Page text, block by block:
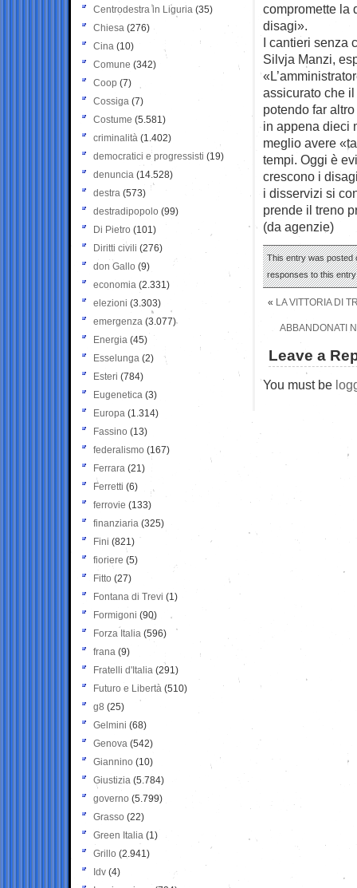
compromette la
disagi».
I cantieri senza
Silvja Manzi,
assicurato che
potendo far
in appena dieci
meglio avere
tempi. Oggi è
crescono i
i disservizi si
prende il treno
(da agenzie)
This entry was posted
responses to this
« LA VITTORIA DI
ABBANDONATI
Leave a
You must be
Centrodestra in Liguria (35)
Chiesa (276)
Cina (10)
Comune (342)
Coop (7)
Cossiga (7)
Costume (5.581)
criminalità (1.402)
democratici e progressisti (19)
denuncia (14.528)
destra (573)
destradipopolo (99)
Di Pietro (101)
Diritti civili (276)
don Gallo (9)
economia (2.331)
elezioni (3.303)
emergenza (3.077)
Energia (45)
Esselunga (2)
Esteri (784)
Eugenetica (3)
Europa (1.314)
Fassino (13)
federalismo (167)
Ferrara (21)
Ferretti (6)
ferrovie (133)
finanziaria (325)
Fini (821)
fioriere (5)
Fitto (27)
Fontana di Trevi (1)
Formigoni (90)
Forza Italia (596)
frana (9)
Fratelli d'Italia (291)
Futuro e Libertà (510)
g8 (25)
Gelmini (68)
Genova (542)
Giannino (10)
Giustizia (5.784)
governo (5.799)
Grasso (22)
Green Italia (1)
Grillo (2.941)
Idv (4)